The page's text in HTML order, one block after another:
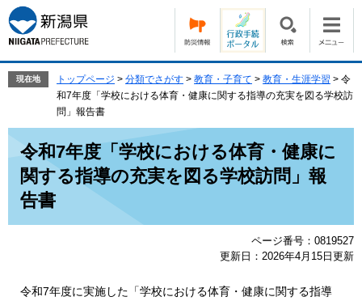
ー
ジ
の
す。
ニ
ュ
ー
し
現在地 トップページ > 分類でさがす > 教育・子育て > 教育・生涯学習 > 令
和7年度「学校における体育・健康に関する指導の充実を図る学校訪
問」報告書
令和7年度「学校における体育・健康に
関する指導の充実を図る学校訪問」報
告書
ページ番号：0819527
更新日：2026年4月15日更新
令和7年度に実施した「学校における体育・健康に関する指導